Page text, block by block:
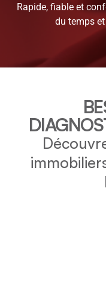
Rapide, fiable et
du temps